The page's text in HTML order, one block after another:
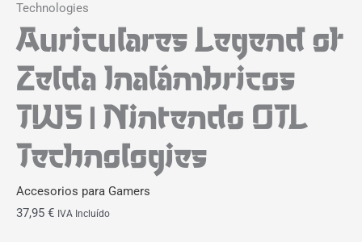
Technologies
Auriculares Legend of
Zelda Inalámbricos
TWS | Nintendo OTL
Technologies
Accesorios para Gamers
37,95 € IVA Incluído